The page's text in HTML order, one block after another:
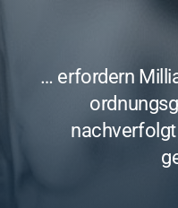
… erfordern